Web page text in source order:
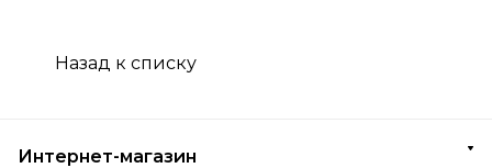
Назад к списку
Интернет-магазин